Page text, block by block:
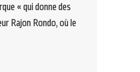
« qui donne des
Rajon Rondo, où le